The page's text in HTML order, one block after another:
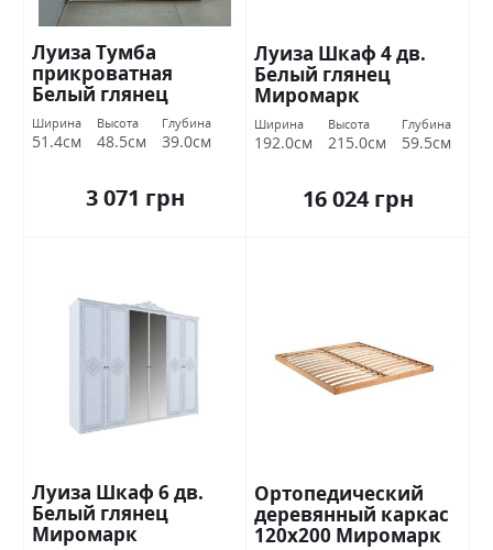
Луиза Тумба
прикроватная
Белый глянец
Миромарк
Ширина
51.4см
Высота
48.5см
Глубина
39.0см
3 071 грн
Луиза Шкаф 4 дв.
Белый глянец
Миромарк
Ширина
192.0см
Высота
215.0см
Глубина
59.5см
16 024 грн
Луиза Шкаф 6 дв.
Белый глянец
Миромарк
Ортопедический
деревянный каркас
120х200 Миромарк